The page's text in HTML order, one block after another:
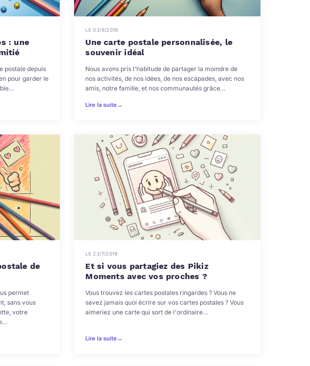
: une
postale depuis
pour garder le
LE 03/8/2019
Une carte postale personnalisée, le
souvenir idéal
Nous avons pris l'habitude de partager la moindre de
nos activités, de nos idées, de nos escapades, avec nos
amis, notre famille, et nos communautés grâce…
Lire la suite →
de
permet
sans vous
votre
LE 23/7/2019
Et si vous partagiez des Pikiz
Moments avec vos proches ?
Vous trouvez les cartes postales ringardes ? Vous ne
savez jamais quoi écrire sur vos cartes postales ? Vous
aimeriez une carte qui sort de l'ordinaire…
Lire la suite →